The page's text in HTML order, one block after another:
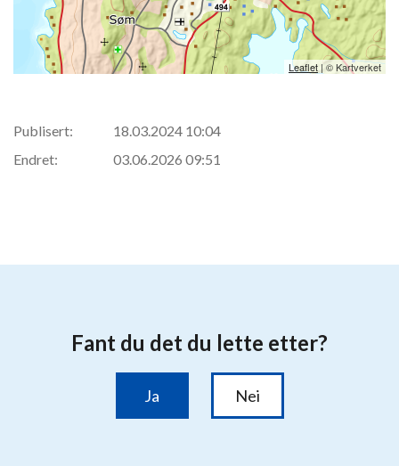
Leaflet | © Kartverket
Publisert:
18.03.2024 10:04
Endret:
03.06.2026 09:51